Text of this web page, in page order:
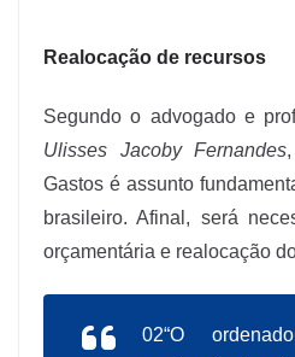
Realocação de recursos
Segundo o advogado e
Ulisses Jacoby Fernandes
Gastos é assunto
brasileiro. Afinal, será
orçamentária e realocação
02“O